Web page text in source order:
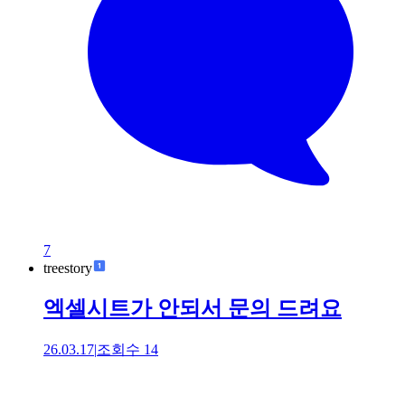
7
treestory
엑셀시트가 안되서 문의 드려요
26.03.17|조회수 14